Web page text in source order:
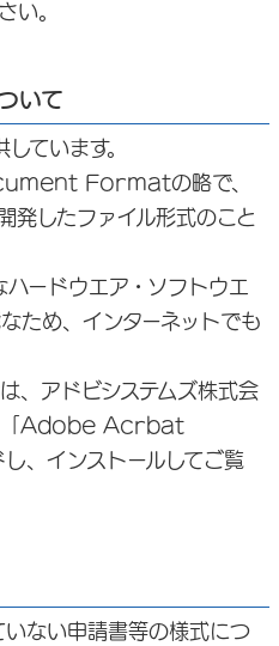
い。
いて
ています。
Formatの略で、
発したファイル形式のこと
ードウエア・ソフトウエ
ため、インターネットでも
、アドビシステムズ株式会
「Adobe Acrbat
、インストールしてご覧
いない申請書等の様式につ